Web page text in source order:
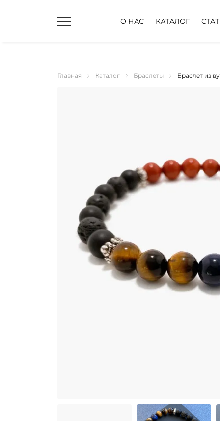
О НАС КАТАЛОГ
Главная Каталог Браслеты Браслет из